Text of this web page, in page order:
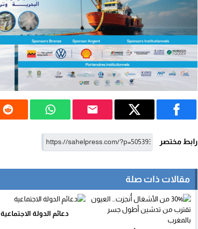
رابط مختصر
مقالات ذات صلة
دعائم الدولة الاجتماعية